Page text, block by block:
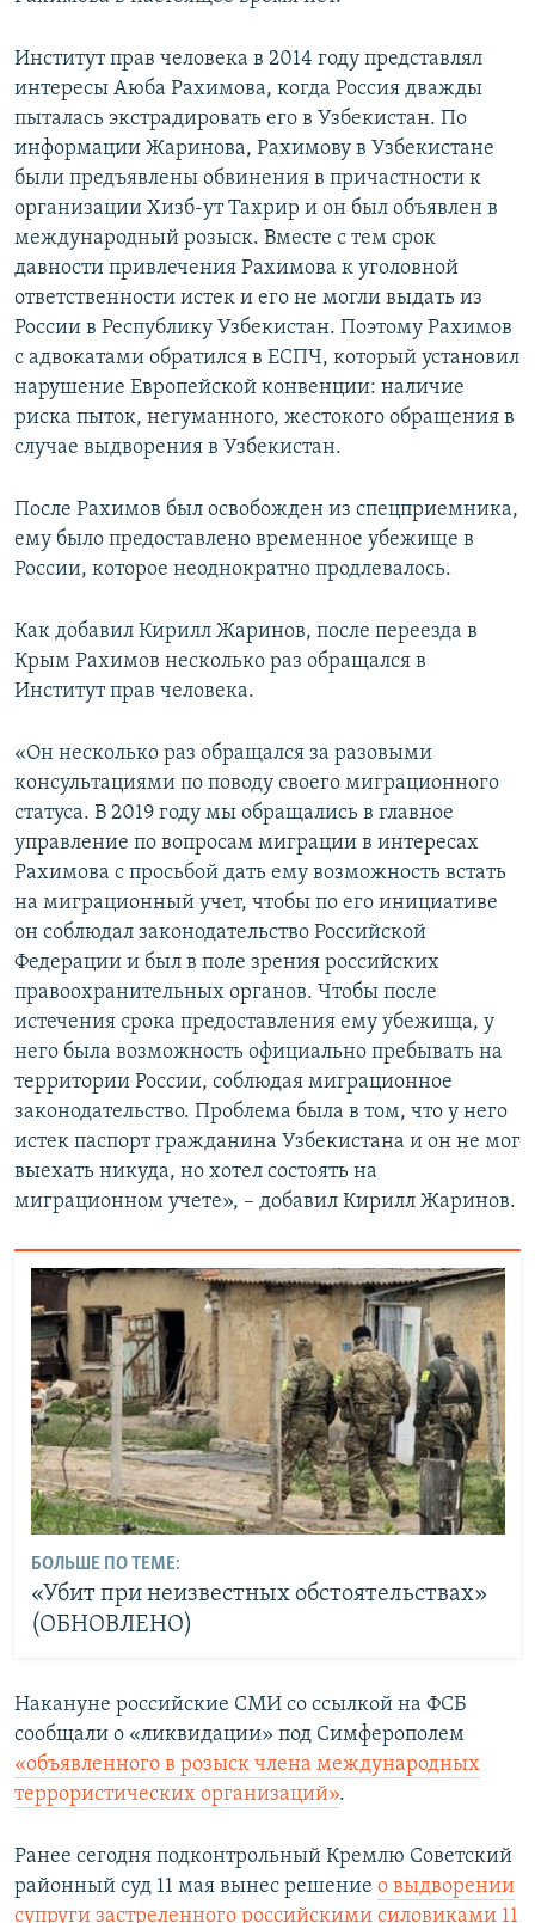
Институт прав человека в 2014 году представлял
интересы Аюба Рахимова, когда Россия дважды
пыталась экстрадировать его в Узбекистан. По
информации Жаринова, Рахимову в Узбекистане
были предъявлены обвинения в причастности к
организации Хизб-ут Тахрир и он был объявлен в
международный розыск. Вместе с тем срок
давности привлечения Рахимова к уголовной
ответственности истек и его не могли выдать из
России в Республику Узбекистан. Поэтому Рахимов
с адвокатами обратился в ЕСПЧ, который установил
нарушение Европейской конвенции: наличие
риска пыток, негуманного, жестокого обращения в
случае выдворения в Узбекистан.
После Рахимов был освобожден из спецприемника,
ему было предоставлено временное убежище в
России, которое неоднократно продлевалось.
Как добавил Кирилл Жаринов, после переезда в
Крым Рахимов несколько раз обращался в
Институт прав человека.
«Он несколько раз обращался за разовыми
консультациями по поводу своего миграционного
статуса. В 2019 году мы обращались в главное
управление по вопросам миграции в интересах
Рахимова с просьбой дать ему возможность встать
на миграционный учет, чтобы по его инициативе
он соблюдал законодательство Российской
Федерации и был в поле зрения российских
правоохранительных органов. Чтобы после
истечения срока предоставления ему убежища, у
него была возможность официально пребывать на
территории России, соблюдая миграционное
законодательство. Проблема была в том, что у него
истек паспорт гражданина Узбекистана и он не мог
выехать никуда, но хотел состоять на
миграционном учете», – добавил Кирилл Жаринов.
БОЛЬШЕ ПО ТЕМЕ:
«Убит при неизвестных обстоятельствах»
(ОБНОВЛЕНО)
Накануне российские СМИ со ссылкой на ФСБ
сообщали о «ликвидации» под Симферополем
«объявленного в розыск члена международных
террористических организаций».
Ранее сегодня подконтрольный Кремлю Советский
районный суд 11 мая вынес решение о выдворении
супруги застреленного российскими силовиками 11